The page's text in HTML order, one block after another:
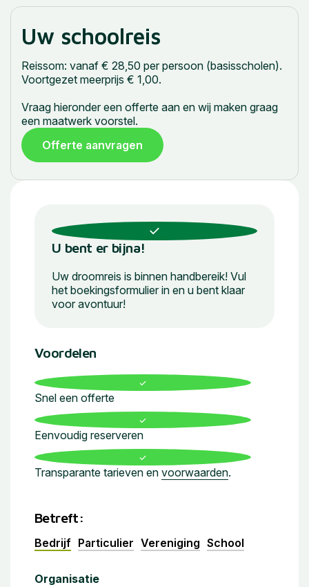
Uw schoolreis
Reissom: vanaf € 28,50 per persoon (basisscholen).
Voortgezet meerprijs € 1,00.
Vraag hieronder een offerte aan en wij maken graag
een maatwerk voorstel.
Offerte aanvragen
U bent er bijna!
Uw droomreis is binnen handbereik! Vul
het boekingsformulier in en u bent klaar
voor avontuur!
Voordelen
Snel een offerte
Eenvoudig reserveren
Transparante tarieven en voorwaarden.
Betreft:
Bedrijf Particulier Vereniging School
Organisatie